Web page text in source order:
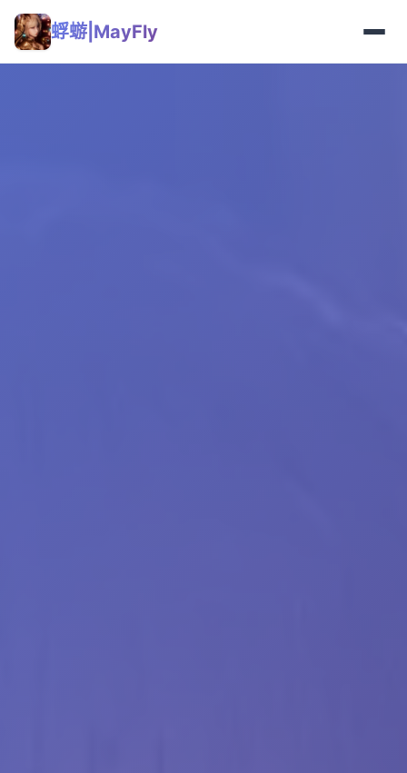
蜉蝣|MayFly